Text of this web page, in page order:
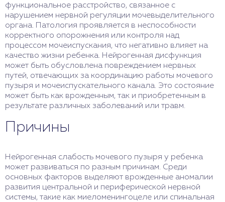
функциональное расстройство, связанное с
нарушением нервной регуляции мочевыделительного
органа. Патология проявляется в неспособности
корректного опорожнения или контроля над
процессом мочеиспускания, что негативно влияет на
качество жизни ребенка. Нейрогенная дисфункция
может быть обусловлена повреждением нервных
путей, отвечающих за координацию работы мочевого
пузыря и мочеиспускательного канала. Это состояние
может быть как врожденным, так и приобретенным в
результате различных заболеваний или травм.
Причины
Нейрогенная слабость мочевого пузыря у ребенка
может развиваться по разным причинам. Среди
основных факторов выделяют врожденные аномалии
развития центральной и периферической нервной
системы, такие как миеломенингоцеле или спинальная